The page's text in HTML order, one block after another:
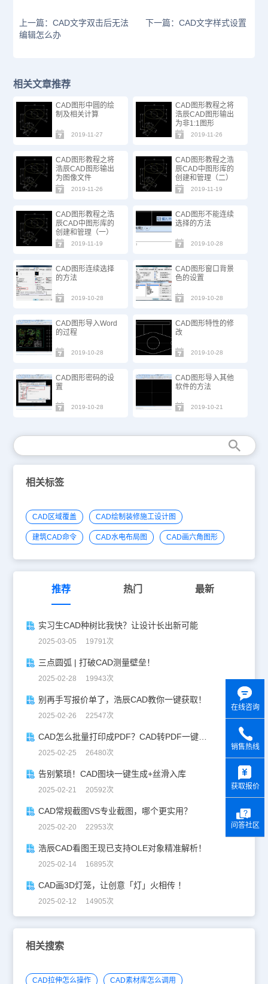
上一篇：CAD文字双击后无法
编辑怎么办
下一篇：CAD文字样式设置
相关文章推荐
CAD图形中圆的绘
制及相关计算
2019-11-27
CAD图形教程之将
浩辰CAD图形输出
为非1:1图形
2019-11-26
CAD图形教程之将
浩辰CAD图形输出
为图像文件
2019-11-26
CAD图形教程之浩
辰CAD中图形库的
创建和管理（二）
2019-11-19
CAD图形教程之浩
辰CAD中图形库的
创建和管理（一）
2019-11-19
CAD图形不能连续
选择的方法
2019-10-28
CAD图形连续选择
的方法
2019-10-28
CAD图形窗口背景
色的设置
2019-10-28
CAD图形导入Word
的过程
2019-10-28
CAD图形特性的修
改
2019-10-28
CAD图形密码的设
置
2019-10-28
CAD图形导入其他
软件的方法
2019-10-21
相关标签
CAD区域覆盖 CAD绘制装修施工设计图
建筑CAD命令 CAD水电布局图 CAD画六角图形
推荐 热门 最新
实习生CAD种树比我快？让设计长出新可能
2025-03-05 19791次
三点圆弧 | 打破CAD测量壁垒！
2025-02-28 19943次
别再手写报价单了，浩辰CAD教你一键获取！
2025-02-26 22547次
CAD怎么批量打印成PDF？CAD转PDF一键批量完成！
2025-02-25 26480次
告别繁琐！CAD图块一键生成+丝滑入库
2025-02-21 20592次
CAD常规截图VS专业截图，哪个更实用？
2025-02-20 22953次
浩辰CAD看图王现已支持OLE对象精准解析！
2025-02-14 16895次
CAD画3D灯笼，让创意「灯」火相传 ！
2025-02-12 14905次
相关搜索
CAD拉伸怎么操作 CAD素材库怎么调用
在线咨询
销售热线
获取报价
问答社区